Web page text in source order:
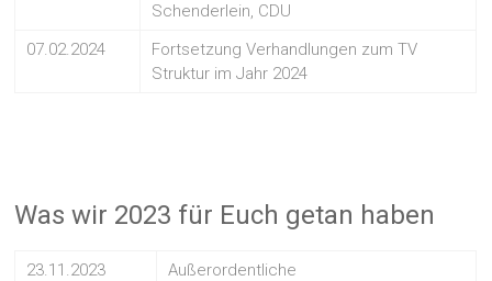
Schenderlein, CDU
07.02.2024
Fortsetzung Verhandlungen zum TV
Struktur im Jahr 2024
Was wir 2023 für Euch getan haben
23.11.2023
Außerordentliche